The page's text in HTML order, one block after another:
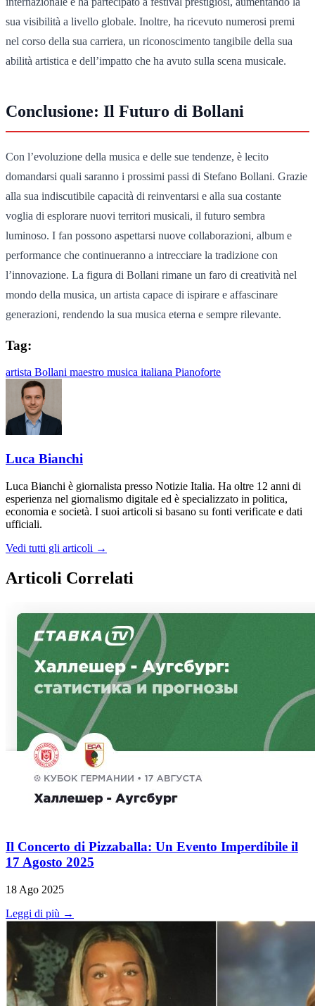
sua visibilità a livello globale. Inoltre, ha ricevuto numerosi premi
nel corso della sua carriera, un riconoscimento tangibile della sua
abilità artistica e dell’impatto che ha avuto sulla scena musicale.
Conclusione: Il Futuro di Bollani
Con l’evoluzione della musica e delle sue tendenze, è lecito
domandarsi quali saranno i prossimi passi di Stefano Bollani. Grazie
alla sua indiscutibile capacità di reinventarsi e alla sua costante
voglia di esplorare nuovi territori musicali, il futuro sembra
luminoso. I fan possono aspettarsi nuove collaborazioni, album e
performance che continueranno a intrecciare la tradizione con
l’innovazione. La figura di Bollani rimane un faro di creatività nel
mondo della musica, un artista capace di ispirare e affascinare
generazioni, rendendo la sua musica eterna e sempre rilevante.
Tag:
artista Bollani maestro musica italiana Pianoforte
Luca Bianchi
Luca Bianchi è giornalista presso Notizie Italia. Ha oltre 12 anni di
esperienza nel giornalismo digitale ed è specializzato in politica,
economia e società. I suoi articoli si basano su fonti verificate e dati
ufficiali.
Vedi tutti gli articoli →
Articoli Correlati
Il Concerto di Pizzaballa: Un Evento Imperdibile il
17 Agosto 2025
18 Ago 2025
Leggi di più →